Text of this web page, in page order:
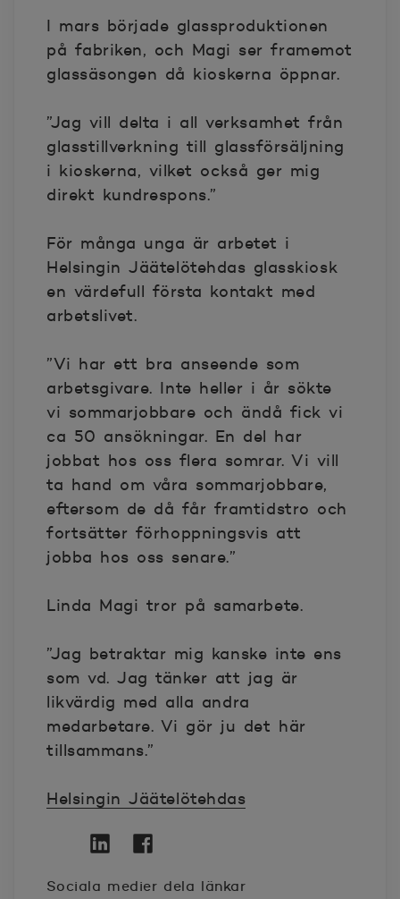
I mars började glassproduktionen
på fabriken, och Magi ser framemot
glassäsongen då kioskerna öppnar.
”Jag vill delta i all verksamhet från
glasstillverkning till glassförsäljning
i kioskerna, vilket också ger mig
direkt kundrespons.”
För många unga är arbetet i
Helsingin Jäätelötehdas glasskiosk
en värdefull första kontakt med
arbetslivet.
”Vi har ett bra anseende som
arbetsgivare. Inte heller i år sökte
vi sommarjobbare och ändå fick vi
ca 50 ansökningar. En del har
jobbat hos oss flera somrar. Vi vill
ta hand om våra sommarjobbare,
eftersom de då får framtidstro och
fortsätter förhoppningsvis att
jobba hos oss senare.”
Linda Magi tror på samarbete.
”Jag betraktar mig kanske inte ens
som vd. Jag tänker att jag är
likvärdig med alla andra
medarbetare. Vi gör ju det här
tillsammans.”
Helsingin Jäätelötehdas
Sociala medier dela länkar